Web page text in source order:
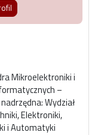
Mikroelektroniki i
–
Wydział
Elektroniki,
i Automatyki